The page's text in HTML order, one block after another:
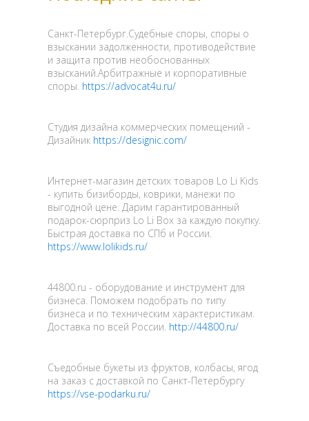
Санкт-Петербург.Судебные споры, споры о
взыскании задолженности, противодействие
и защита против необоснованных
взысканий.Арбитражные и корпоративные
споры. https://advocat4u.ru/
Cтудия дизайна коммерческих помещений -
Дизайник https://designic.com/
Интернет-магазин детских товаров Lo Li Kids
- купить бизиборды, коврики, манежи по
выгодной цене. Дарим гарантированный
подарок-сюрприз Lo Li Box за каждую покупку.
Быстрая доставка по СПб и России.
https://www.lolikids.ru/
44800.ru - оборудование и инструмент для
бизнеса. Поможем подобрать по типу
бизнеса и по техническим характеристикам.
Доставка по всей России. http://44800.ru/
Съедобные букеты из фруктов, колбасы, ягод
на заказ с доставкой по Санкт-Петербургу
https://vse-podarku.ru/